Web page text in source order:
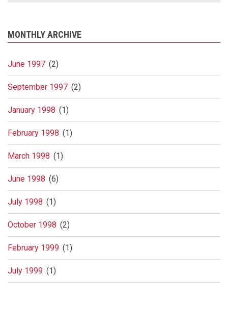
MONTHLY ARCHIVE
June 1997 (2)
September 1997 (2)
January 1998 (1)
February 1998 (1)
March 1998 (1)
June 1998 (6)
July 1998 (1)
October 1998 (2)
February 1999 (1)
July 1999 (1)